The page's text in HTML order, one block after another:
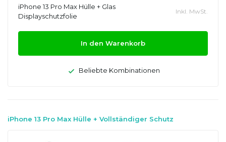
iPhone 13 Pro Max Hülle + Glas
Displayschutzfolie
Inkl. MwSt.
In den Warenkorb
Beliebte Kombinationen
iPhone 13 Pro Max Hülle + Vollständiger Schutz